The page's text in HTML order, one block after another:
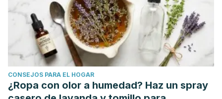
based randomized controlled trial.
Journal of Indian
Society of Pedodontics and Preventive Dentistry ,35(4),
319-326.https://journals.lww.com/
Collins, J. R., Veras, K., Hernández, M., Hou, W., Hong, H., &
Romanos, G. E. (2021). Anti-inflammatory effect of salt water
and chlorhexidine 0.12% mouthrinse after periodontal
surgery: a randomized prospective clinical study.
Clinical
CONSEJOS PARA EL HOGAR
¿Ropa con olor a humedad? Haz un spray